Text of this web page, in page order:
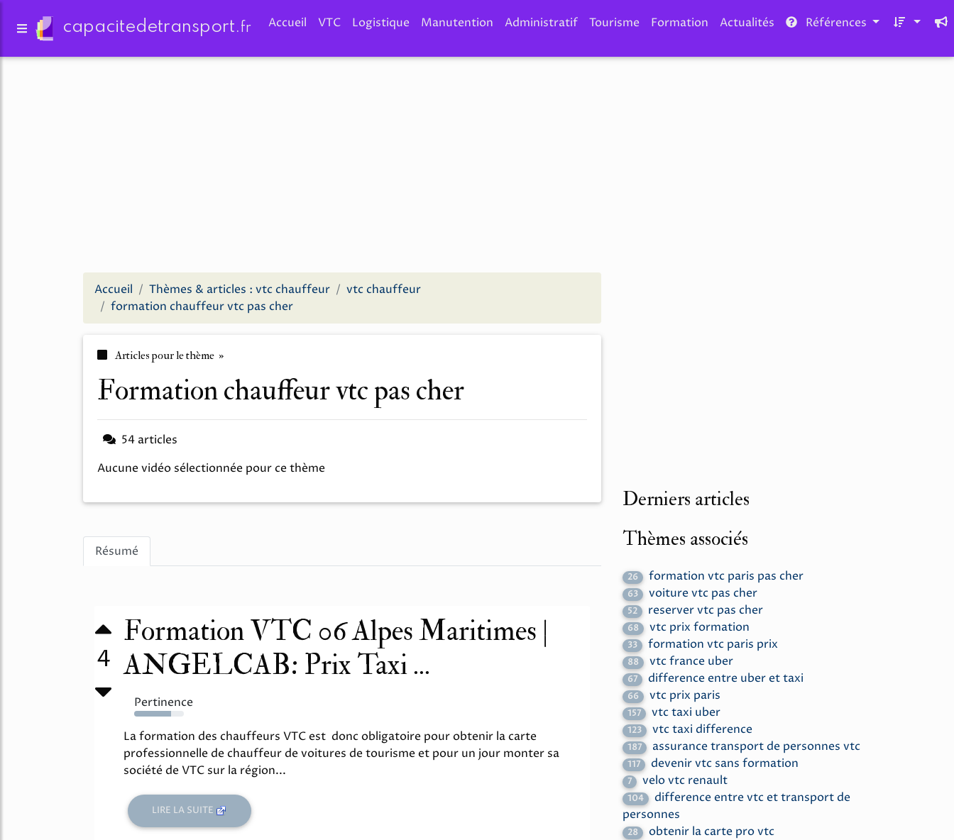
capacitedetransport. fr Accueil VTC Logistique Manutention Administratif Tourisme Formation Actualités Références
Accueil Thèmes & articles : vtc chauffeur
vtc chauffeur
formation chauffeur vtc pas cher
Articles pour le thème »
formation chauffeur vtc pas cher
54 articles
Aucune vidéo sélectionnée pour ce thème
Résumé
4
Formation VTC 06 Alpes Maritimes |
ANGELCAB: Prix Taxi ...
Pertinence
74%
La formation des chauffeurs VTC est donc obligatoire pour obtenir la carte
professionnelle de chauffeur de voitures de tourisme et pour un jour monter sa
société de VTC sur la région...
LIRE LA SUITE
Derniers articles
Thèmes associés
26 formation vtc paris pas cher
63 voiture vtc pas cher
52 reserver vtc pas cher
68 vtc prix formation
33 formation vtc paris prix
88 vtc france uber
67 difference entre uber et taxi
66 vtc prix paris
157 vtc taxi uber
123 vtc taxi difference
187 assurance transport de personnes vtc
117 devenir vtc sans formation
7 velo vtc renault
104
difference entre vtc et transport de
personnes
28 obtenir la carte pro vtc